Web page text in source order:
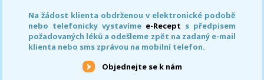
Na žádost klienta obdrženou v elektronické podobě
nebo telefonicky vystavíme e-Recept s předpisem
požadovaných léků a odešleme zpět na zadaný e-mail
klienta nebo sms zprávou na mobilní telefon.
Objednejte se k nám